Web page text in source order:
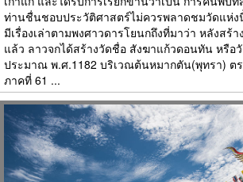
ท่านชื่นชอบประวัติศาสตร์ไม่ควรพลาดชมวัดแห่
มีเรื่องเล่าตามพงศาวดารโยนกถึงที่มาว่า หลังสร้
แล้ว ลาวจกได้สร้างวัดชื่อ สังฆาแก้วดอนทัน หรือวั
ประมาณ พ.ศ.1182 บริเวณต้นหมากตัน(พุทรา) ต
ภาคที่ 61 ...